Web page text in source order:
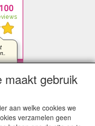
maakt gebruik
aan welke cookies we
verzamelen geen